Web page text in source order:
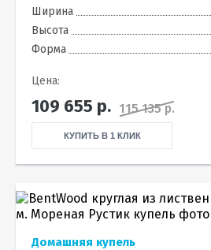
Ширина
Высота
Форма
Цена:
109 655 р. 115 135 р.
КУПИТЬ В 1 КЛИК
Домашняя купель